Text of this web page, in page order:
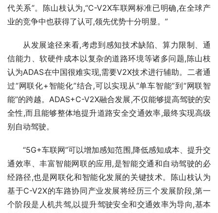
代关系”。陈山枝认为,“C-V2X车联网标准已明确,在全球产
业的竞争中也获得了认可,领先优势十分明显。”
从发展途径来看,考虑到感知技术缺陷、算力限制、通
信能力、软硬件成本以复杂的道路环境等诸多问题,陈山枝
认为ADAS在中国很难实现,需要V2X技术进行辅助。二者通
过“网联化+智能化”结合,可以实现从“单车智能”到“网联智
能”的跨越。ADAS+C-V2X融合发展,不仅能够提高驾驶的安
全性,而且能够整体地提升道路安全交通效率,最终实现高级
别自动驾驶。
“5G+车联网”可以增加感知范围,降低感知成本、提升交
通效率、丰富智能网联的应用,是智能交通和自动驾驶的必
经路径,也是网联化和智能化发展的关键技术。陈山枝认为
基于C-V2X的车路协同产业发展将经历三个发展阶段,第一
个阶段是人机共驾,以提升驾驶安全和交通效率为导向,基本